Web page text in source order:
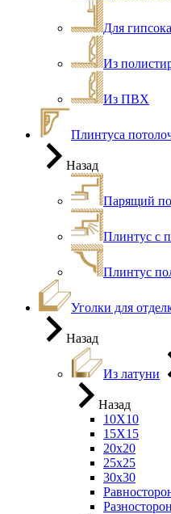
Для
Из
Из ПВХ
Плинтуса
Назад
Парящий
Плинтус с
Плинтус
Уголки для
Назад
Из латуни
Назад
10Х10
15Х15
20х20
25х25
30х30